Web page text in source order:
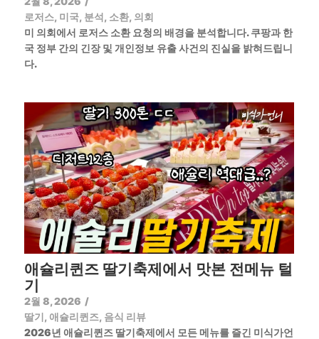
로저스, 미국, 분석, 소환, 의회
미 의회에서 로저스 소환 요청의 배경을 분석합니다. 쿠팡과 한
국 정부 간의 긴장 및 개인정보 유출 사건의 진실을 밝혀드립니
다.
애슐리퀸즈 딸기축제에서 맛본 전메뉴 털
기
2월 8, 2026 /
딸기, 애슐리퀸즈, 음식 리뷰
2026년 애슐리퀸즈 딸기축제에서 모든 메뉴를 즐긴 미식가언